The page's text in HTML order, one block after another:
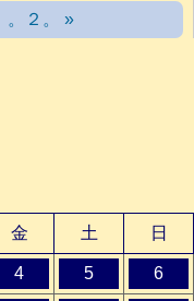
。２。 »
金 土 日
4 5 6